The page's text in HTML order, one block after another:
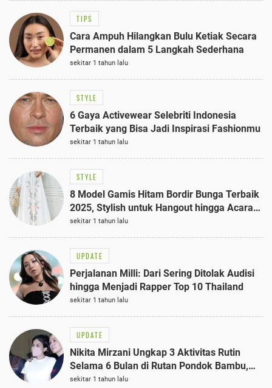
TIPS
Cara Ampuh Hilangkan Bulu Ketiak Secara
Permanen dalam 5 Langkah Sederhana
sekitar 1 tahun lalu
STYLE
6 Gaya Activewear Selebriti Indonesia
Terbaik yang Bisa Jadi Inspirasi Fashionmu
sekitar 1 tahun lalu
STYLE
8 Model Gamis Hitam Bordir Bunga Terbaik
2025, Stylish untuk Hangout hingga Acara
Semi-Formal
sekitar 1 tahun lalu
UPDATE
Perjalanan Milli: Dari Sering Ditolak Audisi
hingga Menjadi Rapper Top 10 Thailand
sekitar 1 tahun lalu
UPDATE
Nikita Mirzani Ungkap 3 Aktivitas Rutin
Selama 6 Bulan di Rutan Pondok Bambu,
Terungkap!
sekitar 1 tahun lalu